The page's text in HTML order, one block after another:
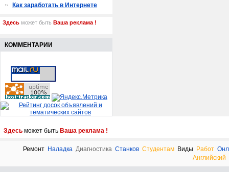
Как заработать в Интернете
Здесь может быть Ваша реклама !
КОММЕНТАРИИ
Здесь может быть Ваша реклама !
Ремонт Наладка Диагностика Станков Студентам Виды Работ
Английский